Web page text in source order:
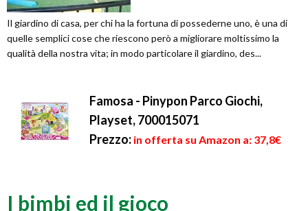
Il giardino di casa, per chi ha la fortuna di possederne uno, è una di
quelle semplici cose che riescono però a migliorare moltissimo la
qualità della nostra vita; in modo particolare il giardino, des...
Famosa - Pinypon Parco Giochi,
Playset, 700015071
Prezzo: in offerta su Amazon a: 37,8€
I bimbi ed il gioco